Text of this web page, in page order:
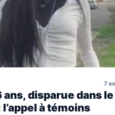
7
ans, disparue dans le
à témoins